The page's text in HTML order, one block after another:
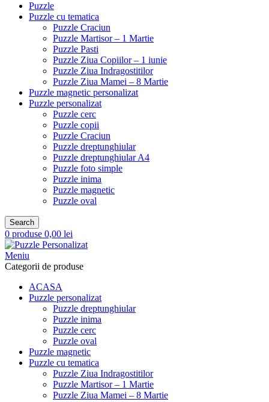
Puzzle
Puzzle cu tematica
Puzzle Craciun
Puzzle Martisor – 1 Martie
Puzzle Pasti
Puzzle Ziua Copiilor – 1 iunie
Puzzle Ziua Indragostitilor
Puzzle Ziua Mamei – 8 Martie
Puzzle magnetic personalizat
Puzzle personalizat
Puzzle cerc
Puzzle copii
Puzzle Craciun
Puzzle dreptunghiular
Puzzle dreptunghiular A4
Puzzle foto simple
Puzzle inima
Puzzle magnetic
Puzzle oval
Search
0 produse 0,00 lei
Meniu
Categorii de produse
ACASA
Puzzle personalizat
Puzzle dreptunghiular
Puzzle inima
Puzzle cerc
Puzzle oval
Puzzle magnetic
Puzzle cu tematica
Puzzle Ziua Indragostitilor
Puzzle Martisor – 1 Martie
Puzzle Ziua Mamei – 8 Martie